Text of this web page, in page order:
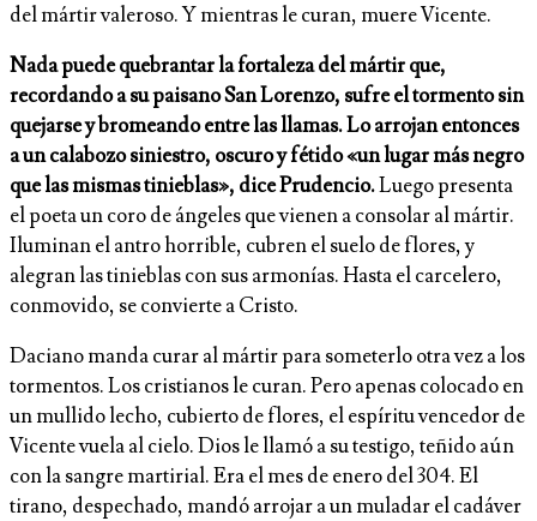
del mártir valeroso. Y mientras le curan, muere Vicente.
Nada puede quebrantar la fortaleza del mártir que,
recordando a su paisano San Lorenzo, sufre el tormento sin
quejarse y bromeando entre las llamas. Lo arrojan entonces
a un calabozo siniestro, oscuro y fétido «un lugar más negro
que las mismas tinieblas», dice Prudencio.Luego presenta
el poeta un coro de ángeles que vienen a consolar al mártir.
Iluminan el antro horrible, cubren el suelo de flores, y
alegran las tinieblas con sus armonías. Hasta el carcelero,
conmovido, se convierte a Cristo.
Daciano manda curar al mártir para someterlo otra vez a los
tormentos. Los cristianos le curan. Pero apenas colocado en
un mullido lecho, cubierto de flores, el espíritu vencedor de
Vicente vuela al cielo. Dios le llamó a su testigo, teñido aún
con la sangre martirial. Era el mes de enero del 304. El
tirano, despechado, mandó arrojar a un muladar el cadáver